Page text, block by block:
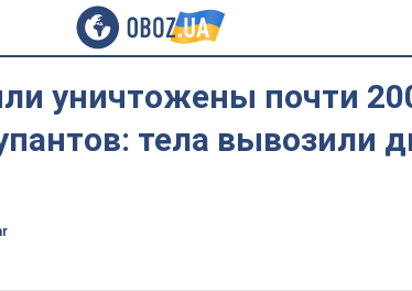
уничтожены почти
тела вывозили